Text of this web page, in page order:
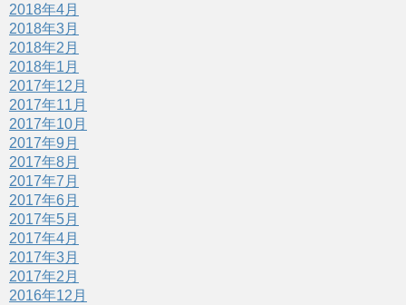
2018年4月
2018年3月
2018年2月
2018年1月
2017年12月
2017年11月
2017年10月
2017年9月
2017年8月
2017年7月
2017年6月
2017年5月
2017年4月
2017年3月
2017年2月
2016年12月